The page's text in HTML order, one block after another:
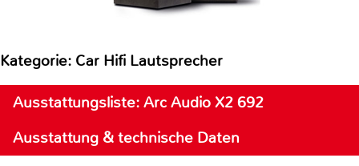
Kategorie: Car Hifi Lautsprecher
Ausstattungsliste: Arc Audio X2 692
Ausstattung & technische Daten